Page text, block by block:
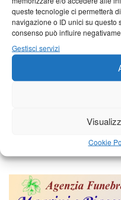
queste tecnologie ci permetterà
navigazione o ID unici su questo
consenso può influire
Gestisci servizi
Cookie